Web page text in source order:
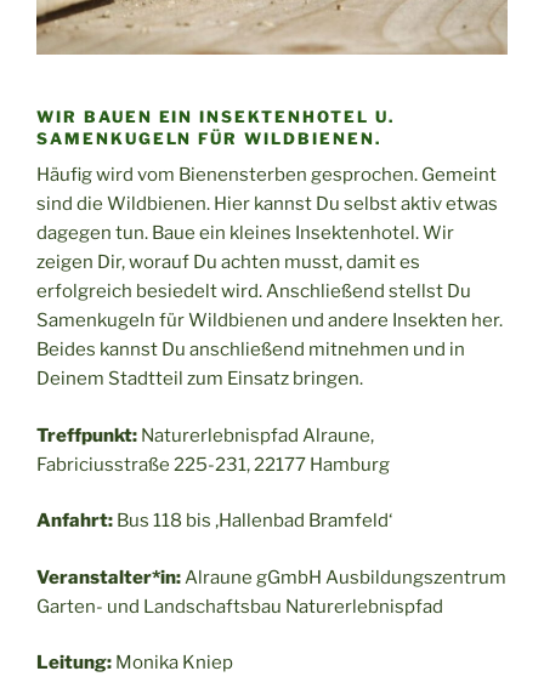
WIR BAUEN EIN INSEKTENHOTEL U.
SAMENKUGELN FÜR WILDBIENEN.
Häufig wird vom Bienensterben gesprochen. Gemeint
sind die Wildbienen. Hier kannst Du selbst aktiv etwas
dagegen tun. Baue ein kleines Insektenhotel. Wir
zeigen Dir, worauf Du achten musst, damit es
erfolgreich besiedelt wird. Anschließend stellst Du
Samenkugeln für Wildbienen und andere Insekten her.
Beides kannst Du anschließend mitnehmen und in
Deinem Stadtteil zum Einsatz bringen.
Treffpunkt: Naturerlebnispfad Alraune,
Fabriciusstraße 225-231, 22177 Hamburg
Anfahrt: Bus 118 bis ‚Hallenbad Bramfeld‘
Veranstalter*in:Alraune gGmbH Ausbildungszentrum
Garten- und Landschaftsbau Naturerlebnispfad
Leitung: Monika Kniep